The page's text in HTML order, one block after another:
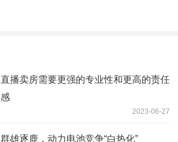
直播卖房需要更强的专业性和更高的责任
感
2023-06-27
群雄逐鹿，动力电池竞争“白热化”